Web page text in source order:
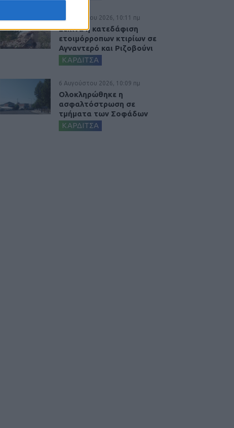
6 Αυγούστου 2026, 10:11 πμ
Ξεκινά η κατεδάφιση
ετοιμόρροπων κτιρίων σε
Αγναντερό και Ριζοβούνι
ΚΑΡΔΙΤΣΑ
6 Αυγούστου 2026, 10:09 πμ
Ολοκληρώθηκε η
ασφαλτόστρωση σε
τμήματα των Σοφάδων
ΚΑΡΔΙΤΣΑ